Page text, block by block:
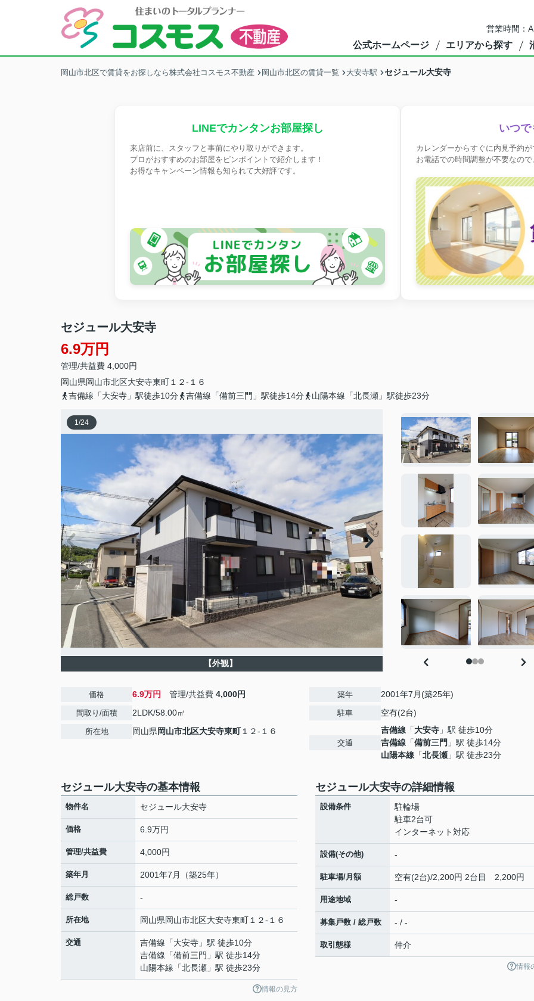
営業時間：
公式ホームページ エリアから探す
岡山市北区で賃貸をお探しなら株式会社コスモス不動産 岡山市北区の賃貸一覧 大安寺駅 セジュール大安寺
LINEでカンタンお部屋探し
来店前に、スタッフと事前にやり取りができます。
プロがおすすめのお部屋をピンポイントで紹介します！
お得なキャンペーン情報も知られて大好評です。
いつ
カレンダーからすぐに内見予約
お電話での時間調整が不要なの
セジュール大安寺
6.9万円
管理/共益費 4,000円
岡山県岡山市北区大安寺東町１２-１６
吉備線「大安寺」駅徒歩10分
吉備線「備前三門」駅徒歩14分 山陽本線「北長瀬」駅徒歩23分
1/24
【外観】
価格 6.9万円 管理/共益費 4,000円
間取り/面積 2LDK/58.00㎡
所在地 岡山県岡山市北区大安寺東町１２-１６
築年 2001年7月(築25年)
駐車 空有(2台)
交通
吉備線 「大安寺 」駅 徒歩10分
吉備線 「備前三門 」駅 徒歩14分
山陽本線 「北長瀬 」駅 徒歩23分
セジュール大安寺の基本情報
物件名 セジュール大安寺
価格 6.9万円
管理/共益費 4,000円
築年月 2001年7月（築25年）
総戸数 -
所在地 岡山県岡山市北区大安寺東町１２-１６
交通 吉備線 「大安寺 」駅 徒歩10分
吉備線 「備前三門 」駅 徒歩14分
山陽本線 「北長瀬 」駅 徒歩23分
情報の見方
セジュール大安寺の詳細情報
設備条件
駐輪場
駐車2台可
インターネット対応
設備(その他) -
駐車場/月額 空有(2台)/2,200円 2台目 2,200円
用途地域 -
募集戸数 / 総戸数 - / -
取引態様 仲介
情報